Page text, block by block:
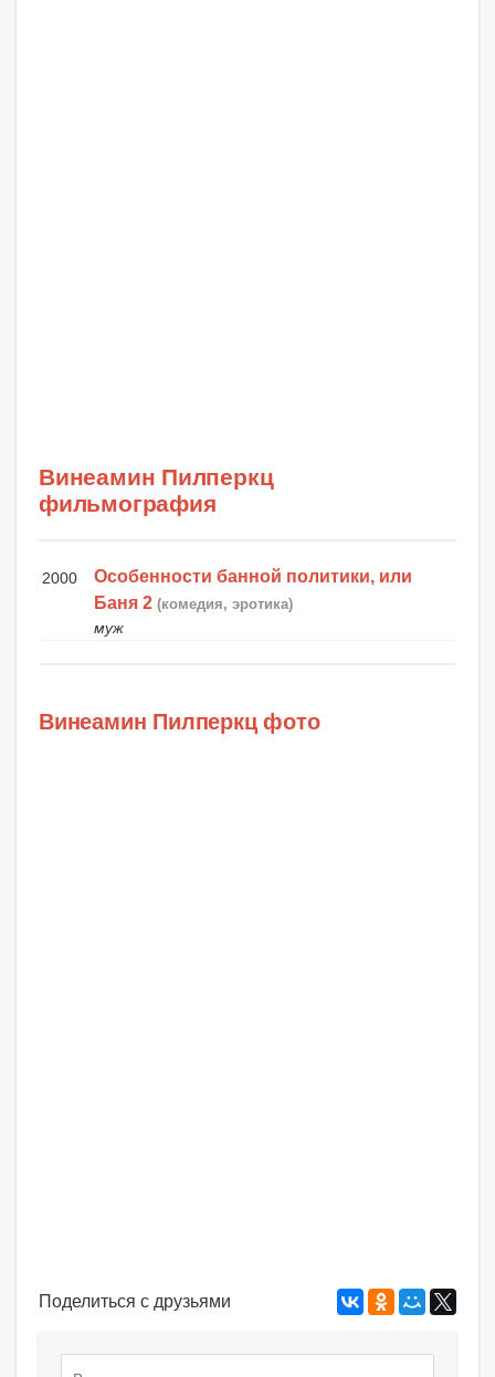
Винеамин Пилперкц
фильмография
2000
Особенности банной политики, или
Баня 2 (комедия, эротика)
муж
Винеамин Пилперкц фото
Поделиться с друзьями